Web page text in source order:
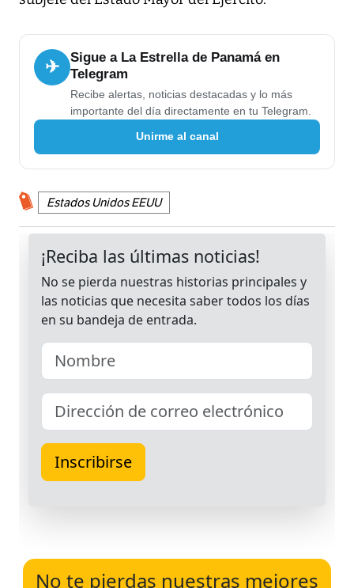
✈
Sigue a La Estrella de Panamá en
Telegram
Recibe alertas, noticias destacadas y lo más
importante del día directamente en tu Telegram.
Unirme al canal
Estados Unidos EEUU
No te pierdas nuestras mejores